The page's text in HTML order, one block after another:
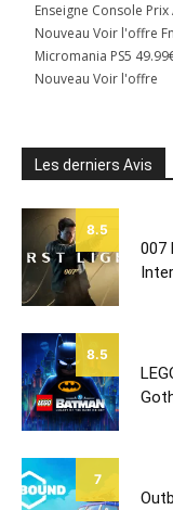
Enseigne Console
Nouveau Voir l'offre
Micromania PS5
Nouveau Voir l'offre
Les derniers Avis
8.5
007
8.5
7